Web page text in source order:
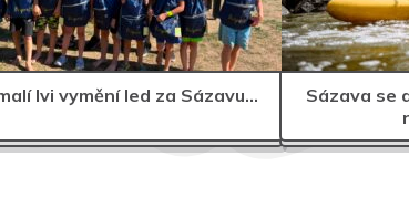
lvi vymění led za Sázavu…
Sázava se